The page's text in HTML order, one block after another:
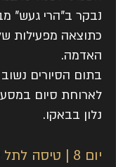
נבקר ב"הרי געש"
כתוצאה מפעילות
האדמה.
בתום הסיורים
לארוחת סיום
נלון בבאקו.
יום 8 | טיסה לתל אביב